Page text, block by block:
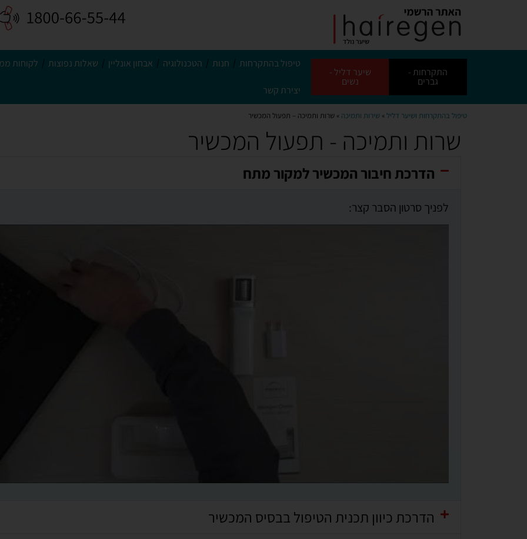
התקרחות -
גברים
שיער דליל -
נשים
טיפול בהתקרחות חנות הטכנולוגיה אבחון אונליין שאלות נפוצות לקוחות
יצירת קשר
טיפול בהתקרחות ושיער דליל» שירות ותמיכה » שרות ותמיכה – תפעול המכשיר
שרות ותמיכה - תפעול המכשיר
הדרכת חיבור המכשיר למקור מתח
לפניך סרטון הסבר קצר:
הדרכת כיוון תכנית הטיפול בבסיס המכשיר